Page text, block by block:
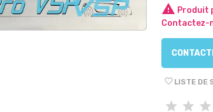
 Produit
Contactez-
LISTE DE